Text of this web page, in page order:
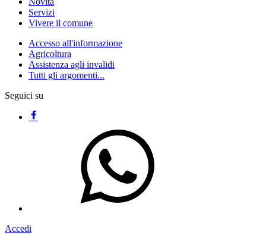
Servizi
Vivere il comune
Accesso all'informazione
Agricoltura
Assistenza agli invalidi
Tutti gli argomenti...
Seguici su
Accedi